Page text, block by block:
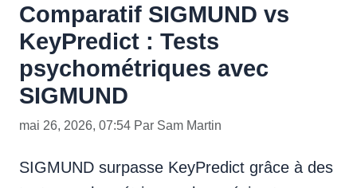
Comparatif SIGMUND vs
KeyPredict : Tests
psychométriques avec
SIGMUND
mai 26, 2026, 07:54 Par Sam Martin
SIGMUND surpasse KeyPredict grâce à des